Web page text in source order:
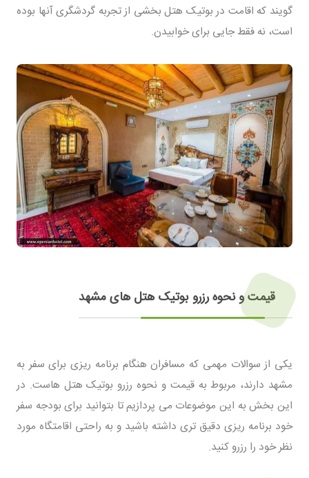
گویند که اقامت در بوتیک هتل بخشی از تجربه گردشگری آنها بوده
است، نه فقط جایی برای خوابیدن.
قیمت و نحوه رزرو بوتیک هتل های مشهد
یکی از سوالات مهمی که مسافران هنگام برنامه ریزی برای سفر به
مشهد دارند، مربوط به قیمت و نحوه رزرو بوتیک هتل هاست. در
این بخش به این موضوعات می پردازیم تا بتوانید برای بودجه سفر
خود برنامه ریزی دقیق تری داشته باشید و به راحتی اقامتگاه مورد
نظر خود را رزرو کنید.